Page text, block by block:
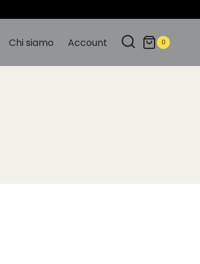
Chi siamo Account 0